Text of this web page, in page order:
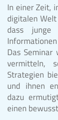
In einer Zeit,
digitalen
dass junge
Das
vermitteln,
Strategien
und ihnen
dazu
einen